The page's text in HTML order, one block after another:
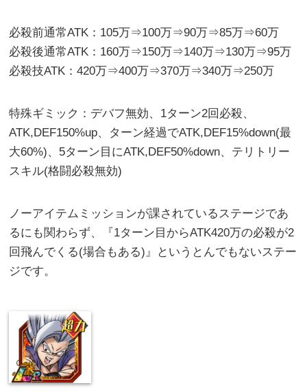
必殺前通常ATK：105万⇒100万⇒90万⇒85万⇒60万
必殺後通常ATK：160万⇒150万⇒140万⇒130万⇒95万
必殺技ATK：420万⇒400万⇒370万⇒340万⇒250万
特殊ギミック：デバフ無効、1ターン2回必殺、
ATK,DEF150%up、ターン経過でATK,DEF15%down(最
大60%)、5ターン目にATK,DEF50%down、テリトリー
スキル(格闘必殺無効)
ノーアイテムミッションが課されているステージであ
るにも関わらず、『1ターン目からATK420万の必殺が2
回飛んでくる(場合もある)』というとんでもないステー
ジです。